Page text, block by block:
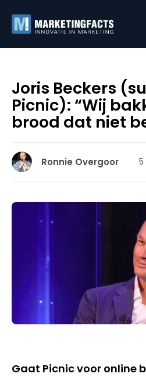
Joris Beckers
Picnic): “Wij
brood dat niet
Ronnie Overgoor 5
Gaat Picnic voor online